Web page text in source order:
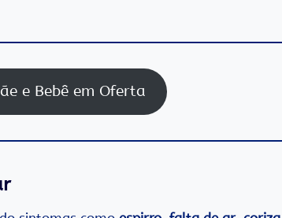
e Bebê em Oferta